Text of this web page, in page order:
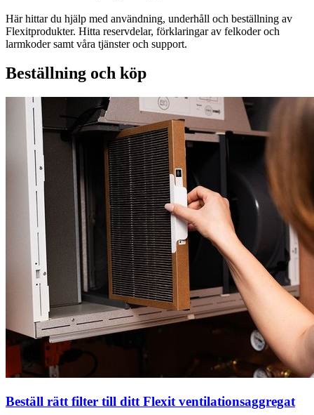
Här hittar du hjälp med användning, underhåll och beställning av
Flexitprodukter. Hitta reservdelar, förklaringar av felkoder och
larmkoder samt våra tjänster och support.
Beställning och köp
Beställ rätt filter till ditt Flexit ventilationsaggregat